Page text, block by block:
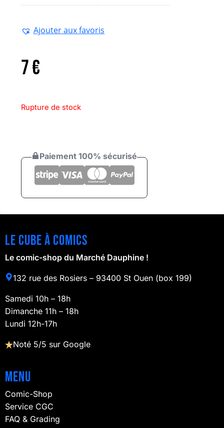
Ajouter aux favoris
7€
Rupture de stock
Paiement 100% sécurisé
Le cube à comics
Le comic-shop du Marché Dauphine !
132 rue des Rosiers – 93400 St Ouen (box 199)
Samedi 10h – 18h
Dimanche 11h – 18h
Lundi 12h-17h
Noté 5/5 sur Google
Menu
Comic-Shop
Service CGC
FAQ & Grading